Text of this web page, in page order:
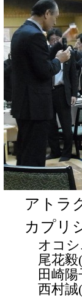
アトラ
カプリ
オコシ
尾花毅
田崎陽
西村誠